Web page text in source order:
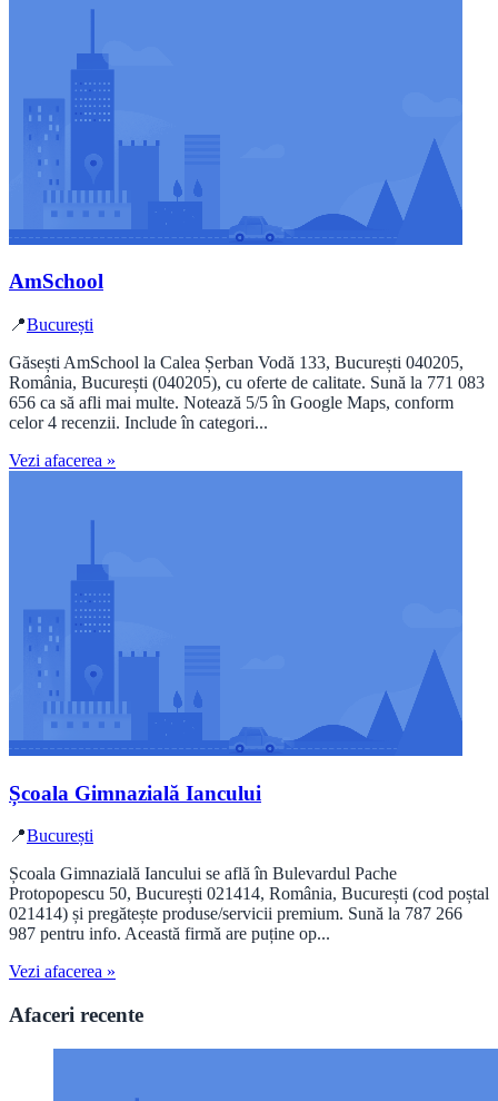
AmSchool
📍București
Găsești AmSchool la Calea Șerban Vodă 133, București 040205,
România, București (040205), cu oferte de calitate. Sună la 771 083
656 ca să afli mai multe. Notează 5/5 în Google Maps, conform
celor 4 recenzii. Include în categori...
Vezi afacerea »
Școala Gimnazială Iancului
📍București
Școala Gimnazială Iancului se află în Bulevardul Pache
Protopopescu 50, București 021414, România, București (cod poștal
021414) și pregătește produse/servicii premium. Sună la 787 266
987 pentru info. Această firmă are puține op...
Vezi afacerea »
Afaceri recente